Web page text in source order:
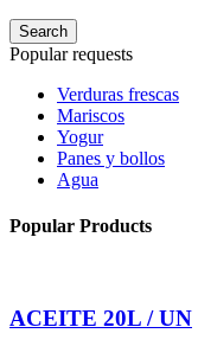
Search
Popular requests
Verduras frescas
Mariscos
Yogur
Panes y bollos
Agua
Popular Products
ACEITE 20L / UN